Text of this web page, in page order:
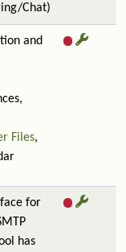
Chat)
and
Files,
for
has